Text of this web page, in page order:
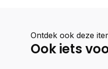
Ontdek ook deze
Ook iets